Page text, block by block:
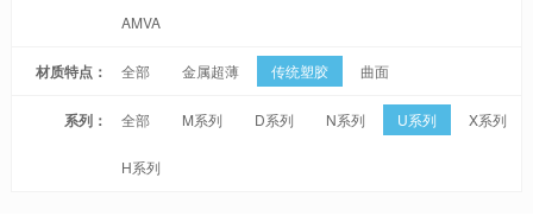
AMVA
材质特点： 全部 金属超薄 传统塑胶 曲面
系列： 全部 M系列 D系列 N系列 U系列 X系列
H系列